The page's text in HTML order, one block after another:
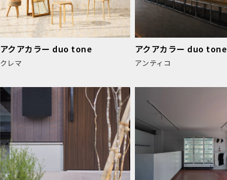
アクアカラー duo tone
クレマ
アクアカラー duo tone
アンティコ